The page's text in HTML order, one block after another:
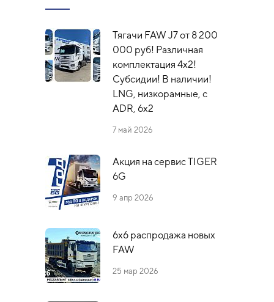
Тягачи FAW J7 от 8 200
000 руб! Различная
комплектация 4х2!
Субсидии! В наличии!
LNG, низкорамные, с
ADR, 6x2
7 май 2026
Акция на сервис TIGER
6G
9 апр 2026
6х6 распродажа новых
FAW
25 мар 2026